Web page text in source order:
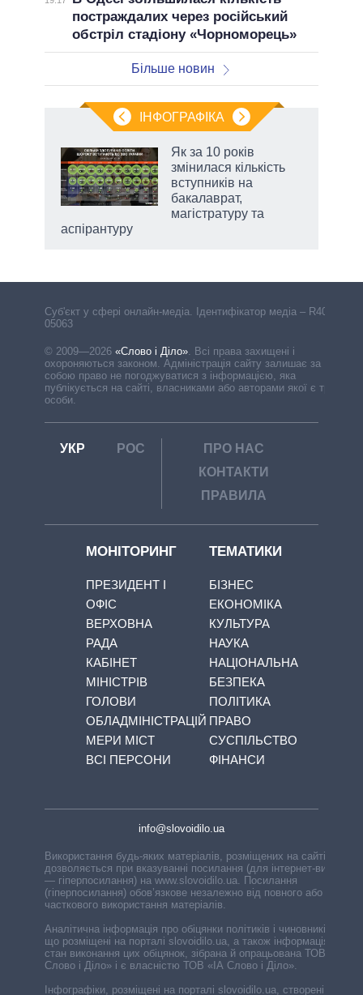
постраждалих через російський
обстріл стадіону «Чорноморець»
Більше новин
ІНФОГРАФІКА
Як за 10 років
змінилася кількість
вступників на
бакалаврат,
магістратуру та
аспірантуру
Cуб'єкт у сфері онлайн-медіа. Ідентифікатор медіа – R40-
05063
© 2009—2026 «Слово і Діло». Всі права захищені і
охороняються законом. Адміністрація сайту залишає за
собою право не погоджуватися з інформацією, яка
публікується на сайті, власниками або авторами якої є треті
особи.
УКР РОС
ПРО НАС
КОНТАКТИ
ПРАВИЛА
МОНІТОРИНГ
ПРЕЗИДЕНТ І
ОФІС
ВЕРХОВНА
РАДА
КАБІНЕТ
МІНІСТРІВ
ГОЛОВИ
ОБЛАДМІНІСТРАЦІЙ
МЕРИ МІСТ
ВСІ ПЕРСОНИ
ТЕМАТИКИ
БІЗНЕС
ЕКОНОМІКА
КУЛЬТУРА
НАУКА
НАЦІОНАЛЬНА
БЕЗПЕКА
ПОЛІТИКА
ПРАВО
СУСПІЛЬСТВО
ФІНАНСИ
info@slovoidilo.ua
Використання будь-яких матеріалів, розміщених на сайті,
дозволяється при вказуванні посилання (для інтернет-видань
— гіперпосилання) на www.slovoidilo.ua. Посилання
(гіперпосилання) обов’язкове незалежно від повного або
часткового використання матеріалів.
Аналітична інформація про обіцянки політиків і чиновників,
що розміщені на порталі slovoidilo.ua, а також інформація про
стан виконання цих обіцянок, зібрана й опрацьована ТОВ «ІА
Слово і Діло» і є власністю ТОВ «ІА Слово і Діло».
Інфографіки, розміщені на порталі slovoidilo.ua, створені ГО